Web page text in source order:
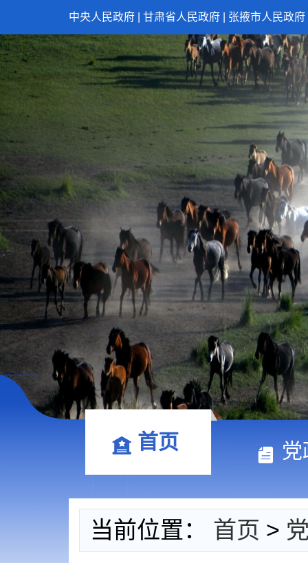
中央人民政府 甘肃省人民政府 张掖市人民政府
首页 党
当前位置： 首页 >